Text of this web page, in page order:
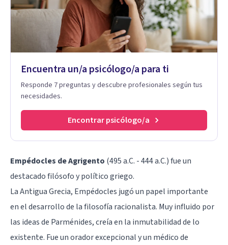
Encuentra un/a psicólogo/a para ti
Responde 7 preguntas y descubre profesionales según tus
necesidades.
Encontrar psicólogo/a
Empédocles de Agrigento (495 a.C. - 444 a.C.) fue un
destacado filósofo y político griego.
La Antigua Grecia, Empédocles jugó un papel importante
en el desarrollo de la filosofía racionalista. Muy influido por
las ideas de Parménides, creía en la inmutabilidad de lo
existente. Fue un orador excepcional y un médico de